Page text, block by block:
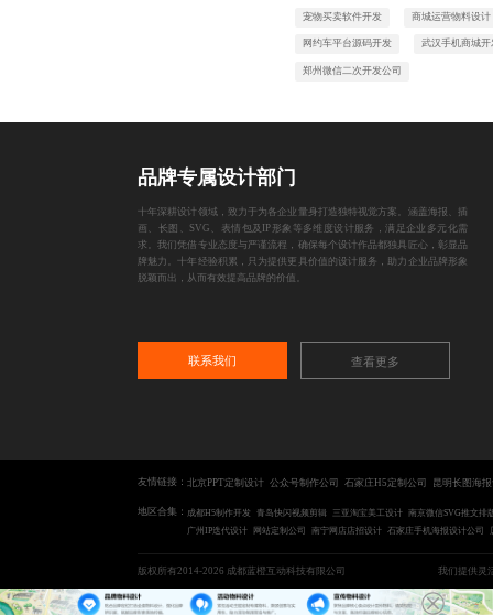
宠物买卖软件开发 商城运营物料设计
网约车平台源码开发 武汉手机商城开
郑州微信二次开发公司
品牌专属设计部门
十年深耕设计领域，致力于为各企业量身打造独特视觉方案。涵盖海报、插
画、长图、SVG、表情包及IP形象等多维度设计服务，满足企业多元化需
求。我们凭借专业态度与严谨流程，确保每个设计作品都独具匠心，彰显品
牌魅力。十年经验积累，只为提供更具价值的设计服务，助力企业品牌形象
脱颖而出，从而有效提高品牌的价值。
联系我们 查看更多
友情链接： 北京PPT定制设计 公众号制作公司 石家庄H5定制公司 昆明长图海
地区合集： 成都H5制作开发 青岛快闪视频剪辑 三亚淘宝美工设计 南京微信SVG推文排
广州IP迭代设计
网站定制公司 南宁网店店招设计 石家庄手机海报设计公司
版权所有2014-2026 成都蓝橙互动科技有限公司 我们提供灵